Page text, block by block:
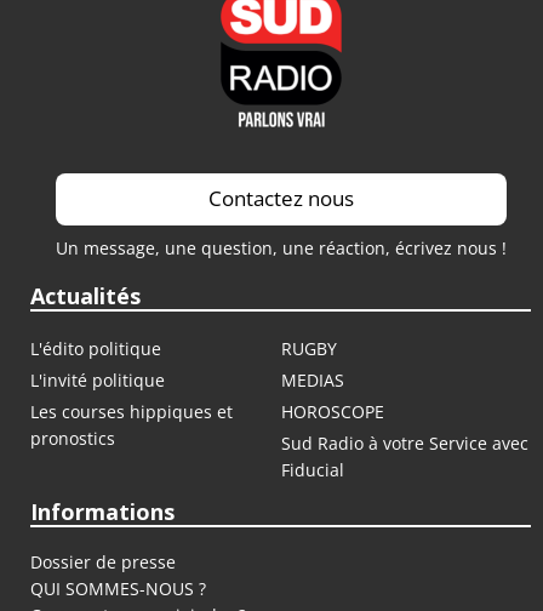
Contactez nous
Un message, une question, une réaction, écrivez nous !
Actualités
L'édito politique
RUGBY
L'invité politique
MEDIAS
Les courses hippiques et
pronostics
HOROSCOPE
Sud Radio à votre Service avec
Fiducial
Informations
Dossier de presse
QUI SOMMES-NOUS ?